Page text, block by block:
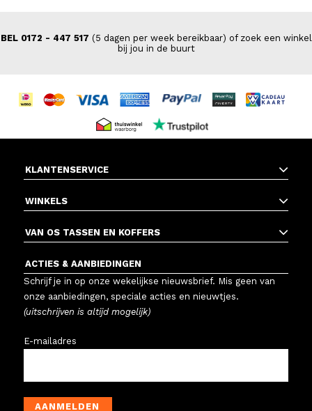
BEL 0172 - 447 517 (5 dagen per week bereikbaar) of zoek een winkel
bij jou in de buurt
KLANTENSERVICE
WINKELS
VAN OS TASSEN EN KOFFERS
ACTIES & AANBIEDINGEN
Schrijf je in op onze wekelijkse nieuwsbrief. Mis geen van
onze aanbiedingen, speciale acties en nieuwtjes.
(uitschrijven is altijd mogelijk)
E-mailadres
AANMELDEN